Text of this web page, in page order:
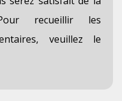
recueillir les
veuillez le